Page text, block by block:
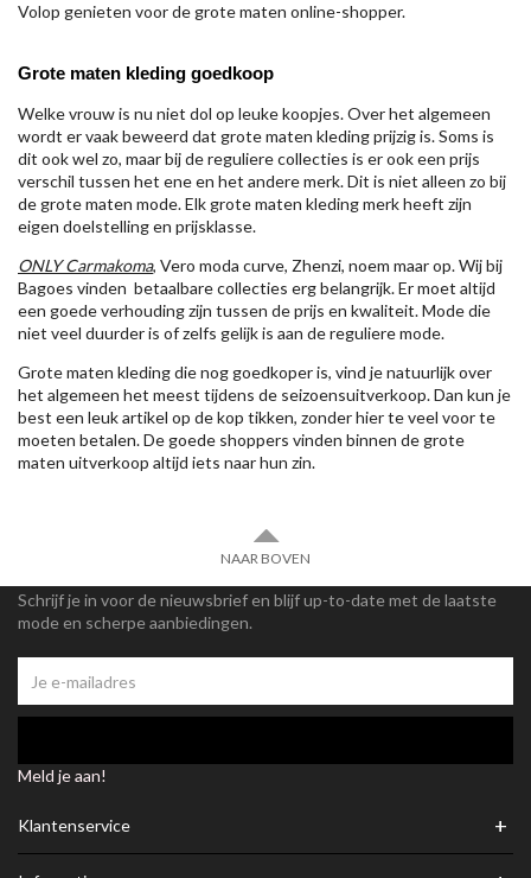
Volop genieten voor de grote maten online-shopper.
Grote maten kleding goedkoop
Welke vrouw is nu niet dol op leuke koopjes. Over het algemeen
wordt er vaak beweerd dat grote maten kleding prijzig is. Soms is
dit ook wel zo, maar bij de reguliere collecties is er ook een prijs
verschil tussen het ene en het andere merk. Dit is niet alleen zo bij
de grote maten mode. Elk grote maten kleding merk heeft zijn
eigen doelstelling en prijsklasse.
ONLY Carmakoma, Vero moda curve, Zhenzi, noem maar op. Wij bij
Bagoes vinden betaalbare collecties erg belangrijk. Er moet altijd
een goede verhouding zijn tussen de prijs en kwaliteit. Mode die
niet veel duurder is of zelfs gelijk is aan de reguliere mode.
Grote maten kleding die nog goedkoper is, vind je natuurlijk over
het algemeen het meest tijdens de seizoensuitverkoop. Dan kun je
best een leuk artikel op de kop tikken, zonder hier te veel voor te
moeten betalen. De goede shoppers vinden binnen de grote
maten uitverkoop altijd iets naar hun zin.
NAAR BOVEN
Schrijf je in voor de nieuwsbrief en blijf up-to-date met de laatste
mode en scherpe aanbiedingen.
Meld je aan!
Klantenservice +